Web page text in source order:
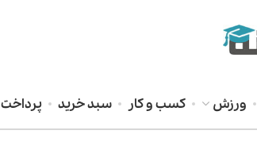
ورزش کسب و کار سبد خرید پرداخت